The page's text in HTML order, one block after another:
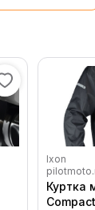
Ixon
Куртка